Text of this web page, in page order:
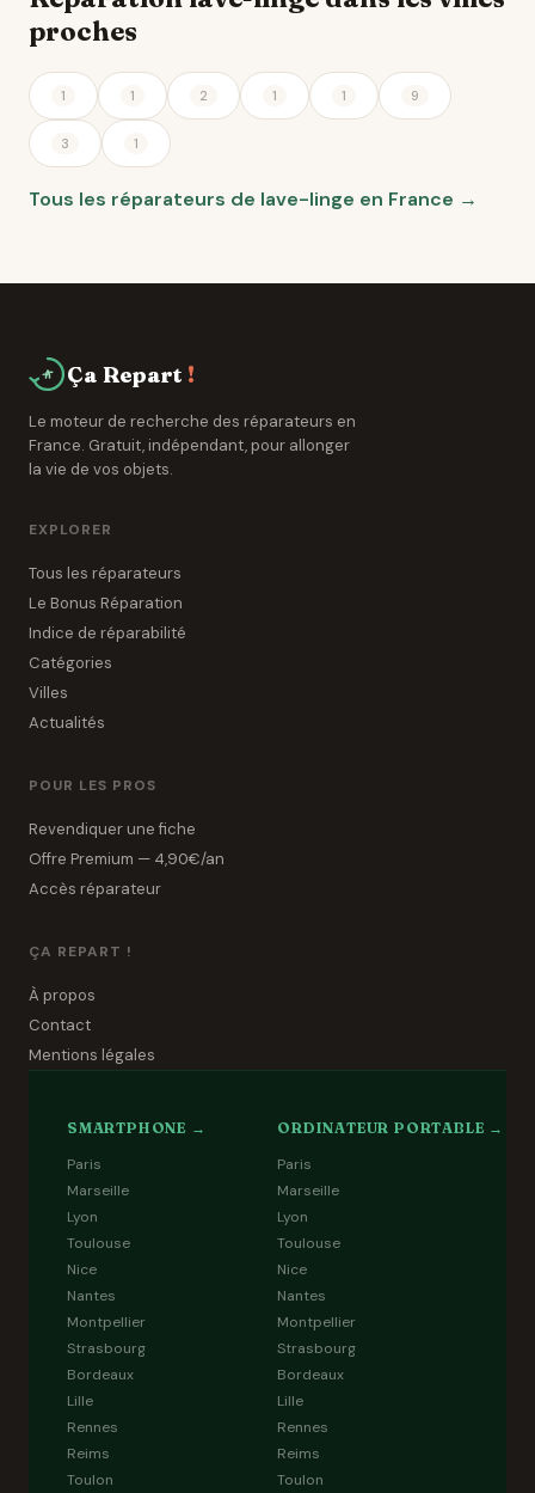
proches
1 1 2 1 1 9
3 1
Tous les réparateurs de lave-linge en France →
Ça Repart !
Le moteur de recherche des réparateurs en
France. Gratuit, indépendant, pour allonger
la vie de vos objets.
EXPLORER
Tous les réparateurs
Le Bonus Réparation
Indice de réparabilité
Catégories
Villes
Actualités
POUR LES PROS
Revendiquer une fiche
Offre Premium — 4,90€/an
Accès réparateur
ÇA REPART !
À propos
Contact
Mentions légales
SMARTPHONE →
Paris
Marseille
Lyon
Toulouse
Nice
Nantes
Montpellier
Strasbourg
Bordeaux
Lille
Rennes
Reims
Toulon
ORDINATEUR PORTABLE →
Paris
Marseille
Lyon
Toulouse
Nice
Nantes
Montpellier
Strasbourg
Bordeaux
Lille
Rennes
Reims
Toulon